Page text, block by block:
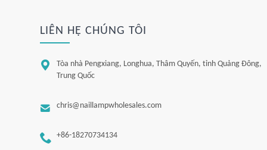
LIÊN HỆ CHÚNG TÔI

Tòa nhà Pengxiang, Longhua, Thâm Quyến, tỉnh Quảng Đông,
Trung Quốc
 chris@naillampwholesales.com
 +86-18270734134